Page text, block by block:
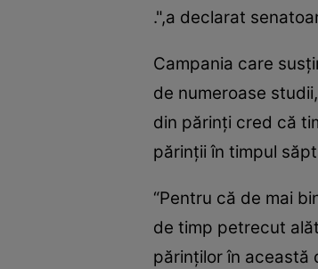
.",a declarat
Campania care
de numeroase
din părinţi cred că
părinţii în timpul
“Pentru că de mai
de timp petrecut
părinţilor în această